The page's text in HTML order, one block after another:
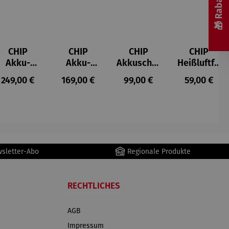
CHIP
Akku-
Staubsau
ger
Regulärer Preis:
249,00 €
CHIP
Akku-
Staubsau
ger DS02
Regulärer Preis:
169,00 €
CHIP
Akkuschra
uber
Regulärer Preis:
99,00 €
CHIP
Heißluftfri
tteuse
Regulärer
59,00 €
Abo Regionale Produkte
RECHTLICHES
AGB
Impressum